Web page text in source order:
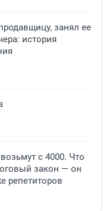
занял ее
история
с 4000. Что
закон — он
репетиторов